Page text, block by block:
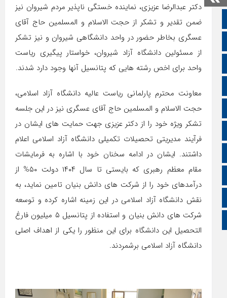
صفحه نخست
تالار گفتمان
اپلیکیشن سایت
اینستاگرام
اطلاعات سایت
زبان انگلیسی
زبان عربی
دکتر عبدالرضا عزیزی، نماینده خستگی ناپذیر مردم شیروان نیز
ضمن تقدیر و تشکر از حجت الاسلام و المسلمین حاج آقای
عسگری بخاطر حضور در واحد دانشگاهی شیروان و نیز تشکر
از مسئولین دانشگاه آزاد شیروان، خواستار پیگیری ریاست
واحد برای اخص رشته هایی که پتانسیل آنها وجود دارد شدند.
معاونت محترم پارلمانی ریاست عالیه دانشگاه آزاد اسلامی،
حجت الاسلام و المسلمین حاج آقای عسگری نیز در این جلسه
تشکر ویژه خود را از دکتر عزیزی جهت حمایت های ایشان در
فرآیند مدیریتی تحصیلات تکمیلی دانشگاه آزاد اسلامی اعلام
داشتند. ایشان در ادامه سخنان خود با اشاره به فرمایشات
مقام معظم رهبری که بایستی تا سال ۱۴۰۴ دولت ۵۰% از
درآمدهای خود را از شرکت های دانش بنیان تامین نماید، به
نقش دانشگاه آزاد اسلامی در این زمینه اشاره کرده و توسعه
شرکت های دانش بنیان و استفاده از پتانسیل ۵ میلیون فارغ
التحصیل این دانشگاه برای این منظور را یکی از اهداف اصلی
دانشگاه آزاد اسلامی برشمردند.